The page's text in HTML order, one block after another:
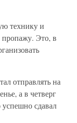
технику и
пропажу. Это, в
отправлять на
а в четверг
сдавал